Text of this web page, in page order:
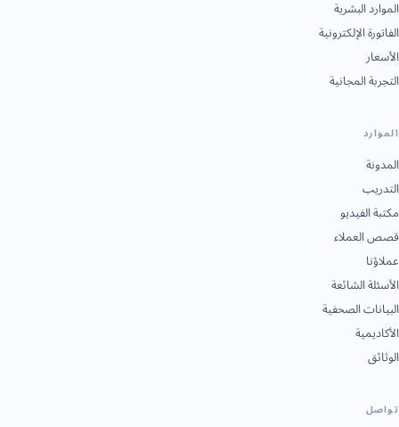
الموارد البشرية
الفاتورة الإلكترونية
الأسعار
التجربة المجانية
الموارد
المدونة
التدريب
مكتبة الفيديو
قصص العملاء
عملاؤنا
الأسئلة الشائعة
البيانات الصحفية
الأكاديمية
الوثائق
تواصل